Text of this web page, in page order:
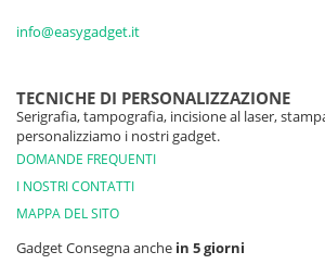
info@easygadget.it
TECNICHE DI PERSONALIZZAZIONE
Serigrafia, tampografia, incisione al laser,
personalizziamo i nostri gadget.
DOMANDE FREQUENTI
I NOSTRI CONTATTI
MAPPA DEL SITO
Gadget Consegna anche in 5 giorni